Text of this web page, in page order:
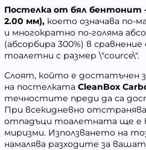
Постелка от бял бентонит -
2.00 мм), което означава по-
и многократно по-голяма
(абсорбира 300%) в
тоалетни с размер \"cource\".
Слоят, който е достатъчен
на постелката CleanBox
течностите преди да са
При всекидневно
отпадъци тоалетната ще е
миризми. Използването на
намалява разходите за